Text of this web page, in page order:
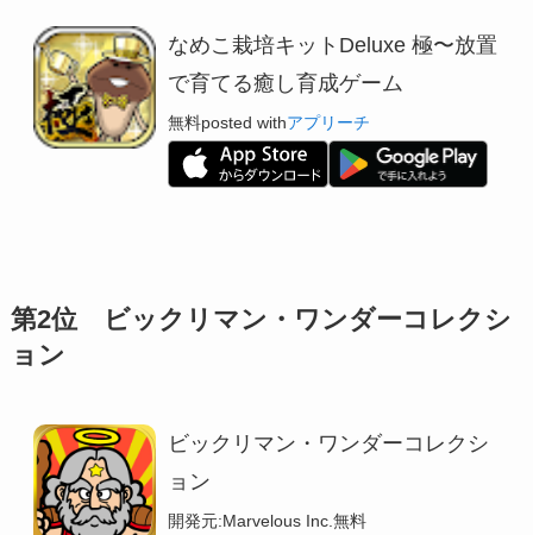
なめこ栽培キットDeluxe 極〜放置
で育てる癒し育成ゲーム
無料posted withアプリーチ
第2位 ビックリマン・ワンダーコレクシ
ョン
ビックリマン・ワンダーコレクシ
ョン
開発元:Marvelous Inc.無料